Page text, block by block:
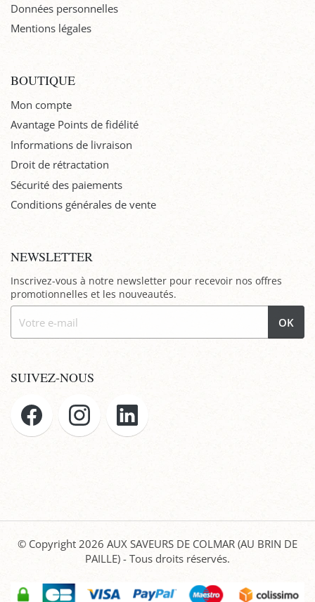
Données personnelles
Mentions légales
BOUTIQUE
Mon compte
Avantage Points de fidélité
Informations de livraison
Droit de rétractation
Sécurité des paiements
Conditions générales de vente
NEWSLETTER
Inscrivez-vous à notre newsletter pour recevoir nos offres
promotionnelles et les nouveautés.
OK
SUIVEZ-NOUS
© Copyright 2026 AUX SAVEURS DE COLMAR (AU BRIN DE
PAILLE) - Tous droits réservés.